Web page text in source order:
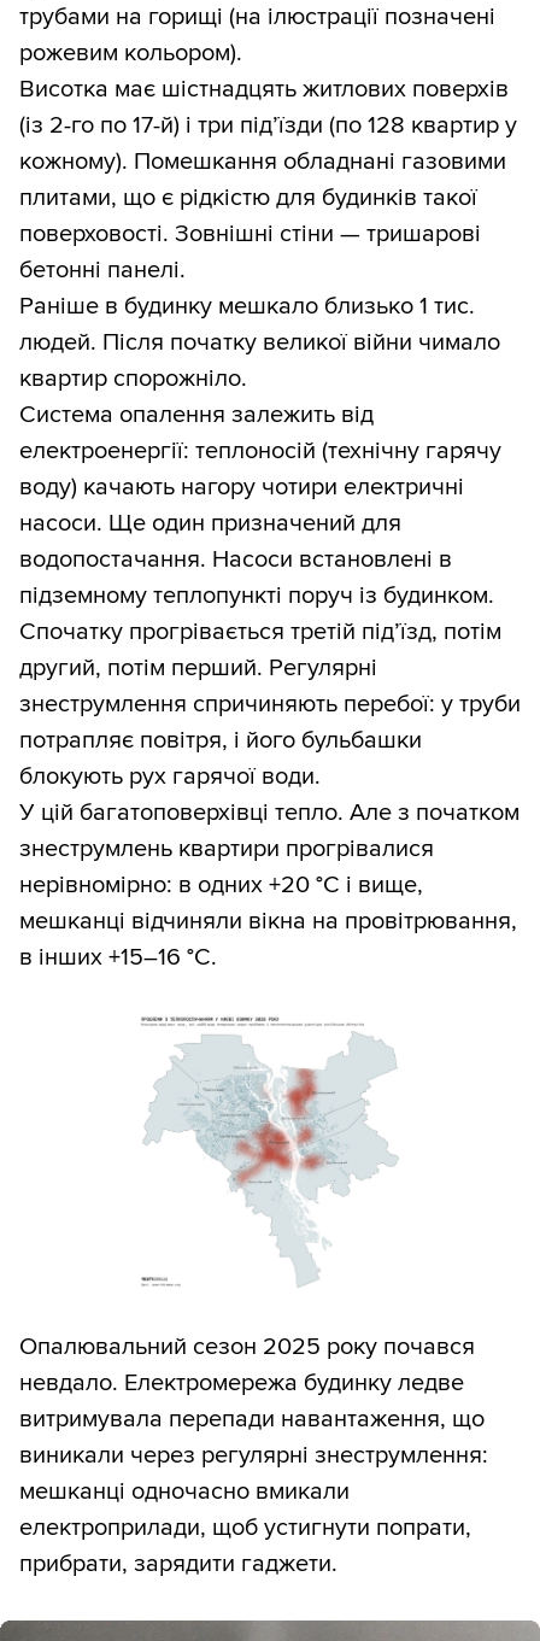
трубами на горищі (на ілюстрації позначені
рожевим кольором).
Висотка має шістнадцять житлових поверхів
(із 2-го по 17-й) і три під’їзди (по 128 квартир у
кожному). Помешкання обладнані газовими
плитами, що є рідкістю для будинків такої
поверховості. Зовнішні стіни — тришарові
бетонні панелі.
Раніше в будинку мешкало близько 1 тис.
людей. Після початку великої війни чимало
квартир спорожніло.
Система опалення залежить від
електроенергії: теплоносій (технічну гарячу
воду) качають нагору чотири електричні
насоси. Ще один призначений для
водопостачання. Насоси встановлені в
підземному теплопункті поруч із будинком.
Спочатку прогрівається третій під’їзд, потім
другий, потім перший. Регулярні
знеструмлення спричиняють перебої: у труби
потрапляє повітря, і його бульбашки
блокують рух гарячої води.
У цій багатоповерхівці тепло. Але з початком
знеструмлень квартири прогрівалися
нерівномірно: в одних +20 °С і вище,
мешканці відчиняли вікна на провітрювання,
в інших +15–16 °С.
Опалювальний сезон 2025 року почався
невдало. Електромережа будинку ледве
витримувала перепади навантаження, що
виникали через регулярні знеструмлення:
мешканці одночасно вмикали
електроприлади, щоб устигнути попрати,
прибрати, зарядити гаджети.